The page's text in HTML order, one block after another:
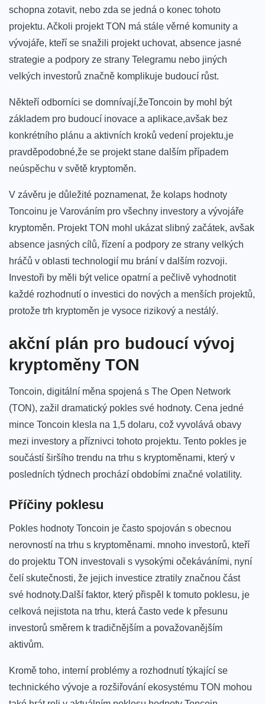
schopna zotavit, nebo zda se⁤ jedná o konec ⁢tohoto
projektu. Ačkoli​ projekt TON má stále ⁤věrné komunity a ​
vývojáře, kteří se snažili projekt uchovat, absence jasné
strategie ⁢a podpory ze strany Telegramu‌ nebo jiných
velkých investorů značně komplikuje budoucí‍ růst.
Někteří odborníci se domnívají,žeToncoin by mohl být
základem pro budoucí ⁤inovace a aplikace,avšak bez
konkrétního plánu a aktivních kroků vedení projektu,je
pravděpodobné,že se projekt stane dalším⁣ případem
neúspěchu v světě ​kryptoměn.
V ​závěru je ⁣důležité poznamenat, že kolaps hodnoty
Toncoinu je Varováním pro všechny investory⁤ a vývojáře
kryptoměn. ⁣Projekt TON mohl ⁢ukázat slibný začátek, ​avšak⁤
absence jasných cílů, řízení a podpory ze strany velkých‌
hráčů v oblasti⁣ technologií mu⁣ brání ⁢v dalším⁣ rozvoji.
Investoři by měli být velice opatrní a pečlivě vyhodnotit
každé rozhodnutí o investici⁤ do nových ⁢a menších ⁢projektů,
protože‍ trh kryptoměn ‍je​ vysoce rizikový a nestálý.
akční ​plán⁣ pro budoucí vývoj⁢
kryptoměny TON
Toncoin, digitální měna ⁤spojená s The Open Network
(TON),⁤ zažil‍ dramatický pokles ‍své hodnoty. Cena jedné
mince Toncoin klesla⁣ na 1,5 dolaru, ⁣což vyvolává obavy
mezi investory a příznivci tohoto projektu.⁣ Tento ⁤pokles je
součástí širšího trendu na trhu‍ s kryptoměnami, který v
posledních týdnech prochází obdobími značné volatility.
Příčiny poklesu
Pokles hodnoty Toncoin je často spojován ⁤s obecnou
nerovností na ⁣trhu s ⁤kryptoměnami. mnoho investorů, kteří
do projektu TON investovali s‍ vysokými‍ očekáváními, ⁤nyní
čelí skutečnosti, že ⁣jejich investice ztratily⁣ značnou část
své hodnoty.Další⁣ faktor, který ⁢přispěl k tomuto poklesu, je
⁣celková nejistota na trhu, která často vede ⁤k ⁢přesunu
investorů směrem k​ tradičnějším a považovanějším⁣
aktivům.
Kromě ⁣toho, interní problémy a rozhodnutí týkající se
technického vývoje ​a rozšiřování ekosystému TON mohou